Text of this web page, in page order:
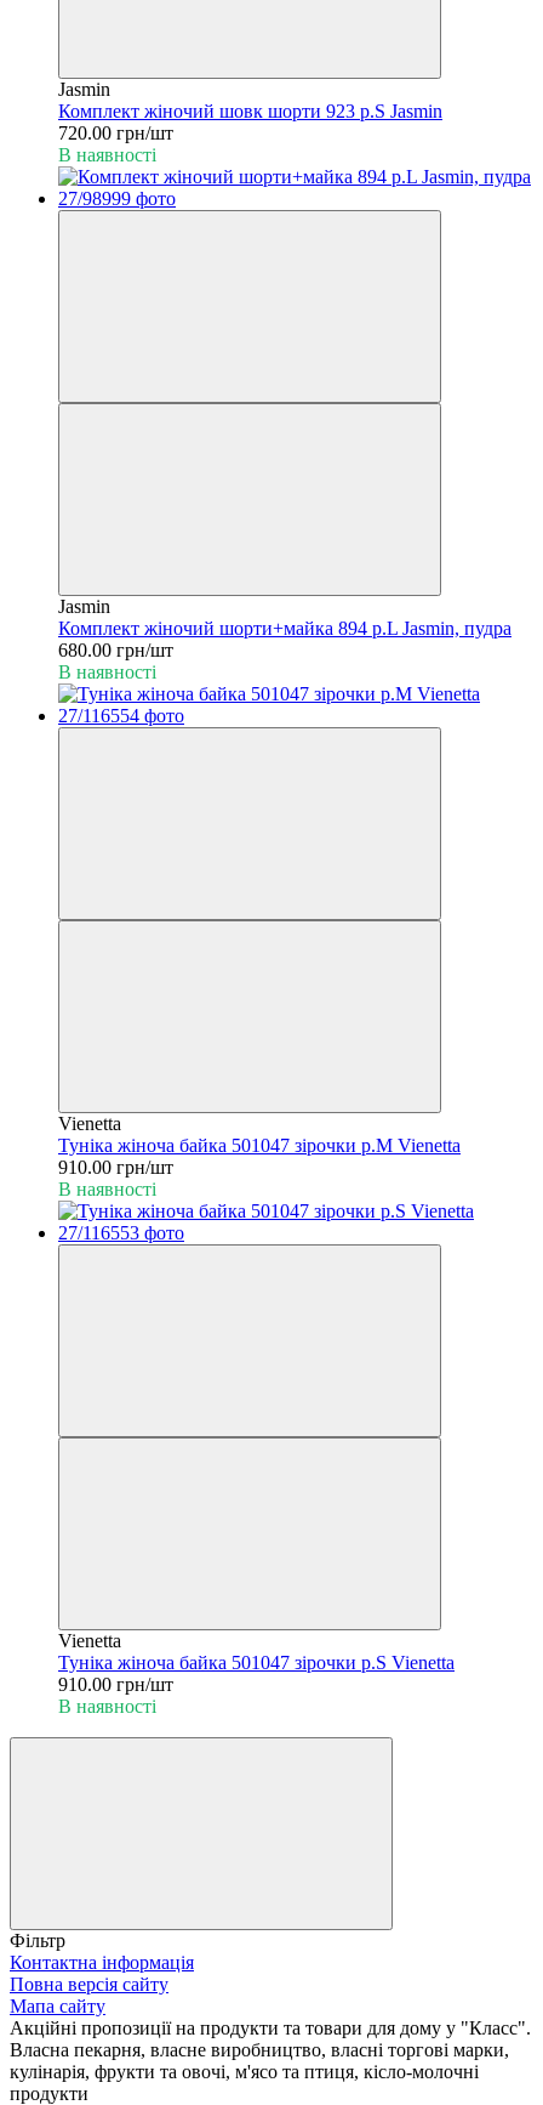
Jasmin
Комплект жіночий шовк шорти 923 р.S Jasmin
720.00 грн/шт
В наявності
Jasmin
Комплект жіночий шорти+майка 894 р.L Jasmin, пудра
680.00 грн/шт
В наявності
Vienetta
Туніка жіноча байка 501047 зірочки р.M Vienetta
910.00 грн/шт
В наявності
Vienetta
Туніка жіноча байка 501047 зірочки р.S Vienetta
910.00 грн/шт
В наявності
Фільтр
Контактна інформація
Повна версія сайту
Мапа сайту
Акційні пропозиції на продукти та товари для дому у "Класс".
Власна пекарня, власне виробництво, власні торгові марки,
кулінарія, фрукти та овочі, м'ясо та птиця, кісло-молочні
продукти